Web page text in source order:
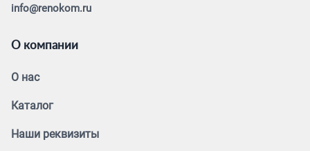
info@renokom.ru
О компании
О нас
Каталог
Наши реквизиты